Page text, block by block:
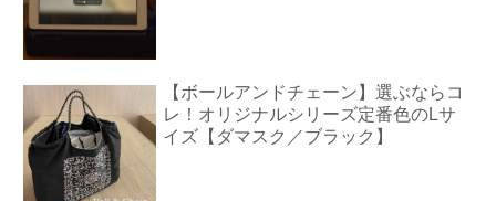
【ボールアンドチェーン】選ぶならコ
レ！オリジナルシリーズ定番色のLサ
イズ【ダマスク／ブラック】